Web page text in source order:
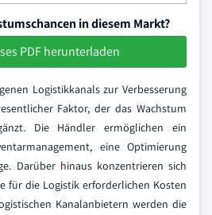
in diesem Markt?
PDF herunterladen
Logistikkanals zur Verbesserung
Faktor, der das Wachstum
Die Händler ermöglichen ein
eine Optimierung
Darüber hinaus konzentrieren sich
für die Logistik erforderlichen Kosten
Kanalanbietern werden die